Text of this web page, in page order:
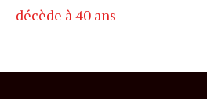
décède à 40 ans